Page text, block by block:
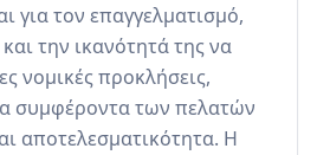
για τον επαγγελματισμό,
την ικανότητά της να
νομικές προκλήσεις,
συμφέροντα των πελατών
αποτελεσματικότητα. Η